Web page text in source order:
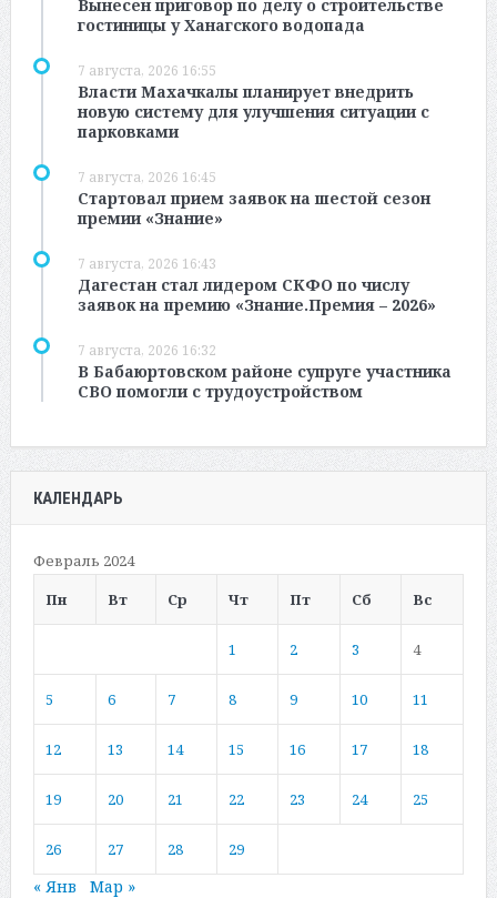
Вынесен приговор по делу о строительстве
гостиницы у Ханагского водопада
7 августа, 2026 16:55
Власти Махачкалы планирует внедрить
новую систему для улучшения ситуации с
парковками
7 августа, 2026 16:45
Стартовал прием заявок на шестой сезон
премии «Знание»
7 августа, 2026 16:43
Дагестан стал лидером СКФО по числу
заявок на премию «Знание.Премия – 2026»
7 августа, 2026 16:32
В Бабаюртовском районе супруге участника
СВО помогли с трудоустройством
КАЛЕНДАРЬ
Февраль 2024
Пн
Вт Ср Чт Пт Сб Вс
1 2 3 4
5 6 7 8 9 10 11
12 13 14 15 16 17 18
19 20 21 22 23 24 25
26 27 28 29
« Янв Мар »